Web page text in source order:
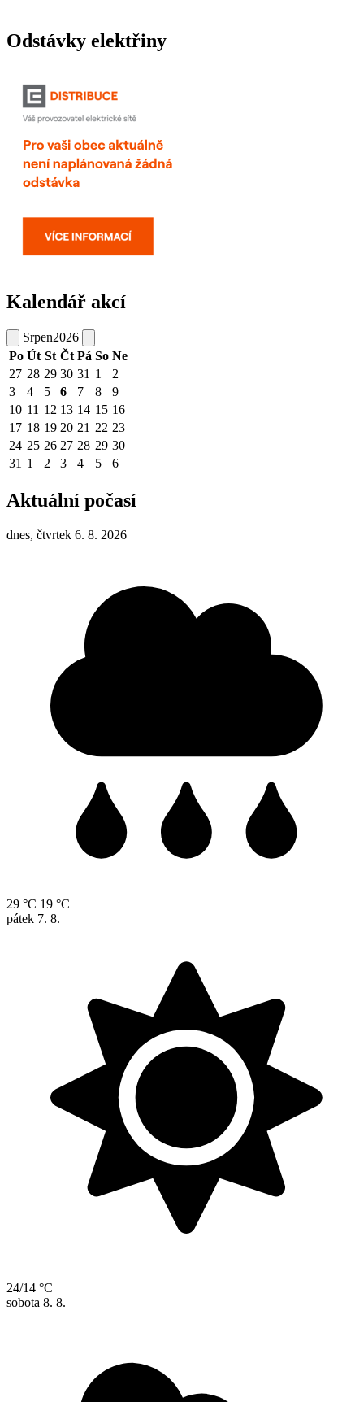
Odstávky elektřiny
Kalendář akcí
Srpen2026
Po Út St Čt Pá So Ne
27 28 29 30 31 1
2
3
4 5 6 7 8
9
10 11 12 13 14 15 16
17 18 19 20 21 22 23
24 25 26 27 28 29 30
31 1 2 3 4 5 6
Aktuální počasí
dnes, čtvrtek 6. 8. 2026
29 °C 19 °C
pátek 7. 8.
24/14 °C
sobota 8. 8.